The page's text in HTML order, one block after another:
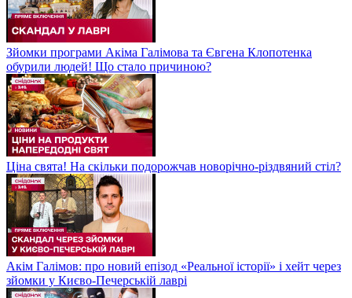
Зйомки програми Акіма Галімова та Євгена Клопотенка
обурили людей! Що стало причиною?
Ціна свята! На скільки подорожчав новорічно-різдвяний стіл?
Акім Галімов: про новий епізод «Реальної історії» і хейт через
зйомки у Києво-Печерській лаврі